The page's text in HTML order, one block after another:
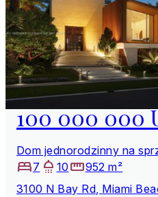
100 000 000
Dom jednorodzinny na
7
10
952 m²
3100 N Bay Rd, Miami